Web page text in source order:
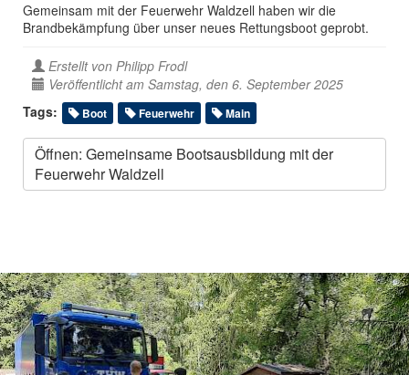
Gemeinsam mit der Feuerwehr Waldzell haben wir die
Brandbekämpfung über unser neues Rettungsboot geprobt.
Erstellt von Philipp Frodl
Veröffentlicht am Samstag, den 6. September 2025
Tags:
Boot Feuerwehr Main
Öffnen: Gemeinsame Bootsausbildung mit der
Feuerwehr Waldzell